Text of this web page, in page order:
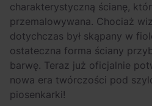
charakterystyczną ścianę,
przemalowywana. Chociaż
dotychczas był skąpany w
ostateczna forma ściany
barwę. Teraz już oficjalnie
nowa era twórczości pod
piosenkarki!